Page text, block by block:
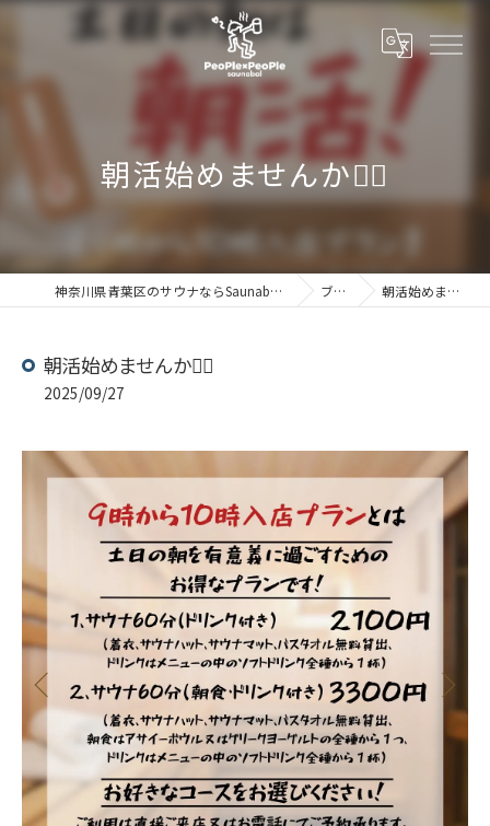
朝活始めませんか🧖‍♀️
神奈川県青葉区のサウナならSaunabal People×People ブログ 朝活始めませんか🧖‍♀️
朝活始めませんか🧖‍♀️
2025/09/27